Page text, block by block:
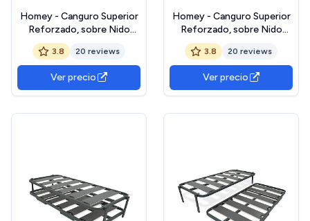
Homey - Canguro Superior
Reforzado, sobre Nido
Anti-Ruido con Somier de
Láminas Anchas de 90 x
200
3.8 20 reviews
Ver precio
Homey - Canguro Superior
Reforzado, sobre Nido
Anti-Ruido con Somier de
Láminas Anchas de 90 x
190
3.8 20 reviews
Ver precio